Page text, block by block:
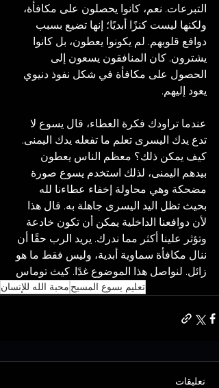
التبرعات. نعم، كانوا يحصلون على مكافأة،
ولكنها ليست كنزًا أبديًا؛ إنها تضيع بسبب
دوافع قلوبهم. لم يكونوا يعطون، بل كانوا
يشترون. كان المنافقون يسعون إلى
الحصول على مكافأة في شكل نفوذ دنيوي
يعود إليهم.
عندما تراودك فكرة العطاء، قال يسوع لا
تدع يدك اليسرى تعلم ما تفعله يدك اليمنى.
كيف يمكن ذلك؟ معظم الناس يعطون
بيدهم اليمنى، لذلك استخدم يسوع صورة
مضحكة وهي محاولة إخفاء عطاءنا لله
بحيث تظل اليد اليسرى جاهلة به. قال هذا
لأن دوافعنا الداخلية يمكن أن تكون خادعة
وتؤثر علينا أكثر مما ندرك. يريد الرب حقًا أن
ننال مكافأة سماوية أبدية، وليس فقط ما هو
زائل. لنواصل هذا الموضوع غدًا. كيث توماس
تعليم يسوع المسيح محبة الله للإنسان
تعليقات